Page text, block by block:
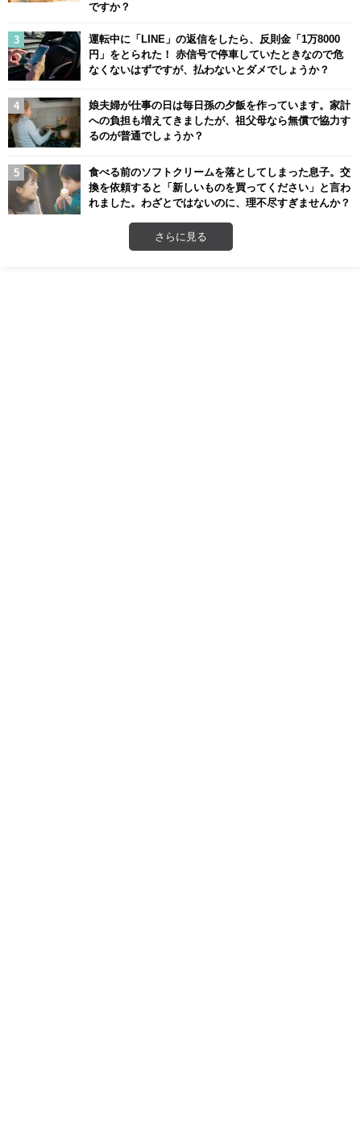
ですか？
運転中に「LINE」の返信をしたら、反則金「1万8000
円」をとられた！ 赤信号で停車していたときなので危
なくないはずですが、払わないとダメでしょうか？
娘夫婦が仕事の日は毎日孫の夕飯を作っています。家計
への負担も増えてきましたが、祖父母なら無償で協力す
るのが普通でしょうか？
食べる前のソフトクリームを落としてしまった息子。交
換を依頼すると「新しいものを買ってください」と言わ
れました。わざとではないのに、理不尽すぎませんか？
さらに見る